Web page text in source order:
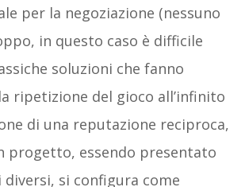
per la negoziazione (nessuno
in questo caso è difficile
soluzioni che fanno
ripetizione del gioco all’infinito
di una reputazione reciproca,
progetto, essendo presentato
si configura come